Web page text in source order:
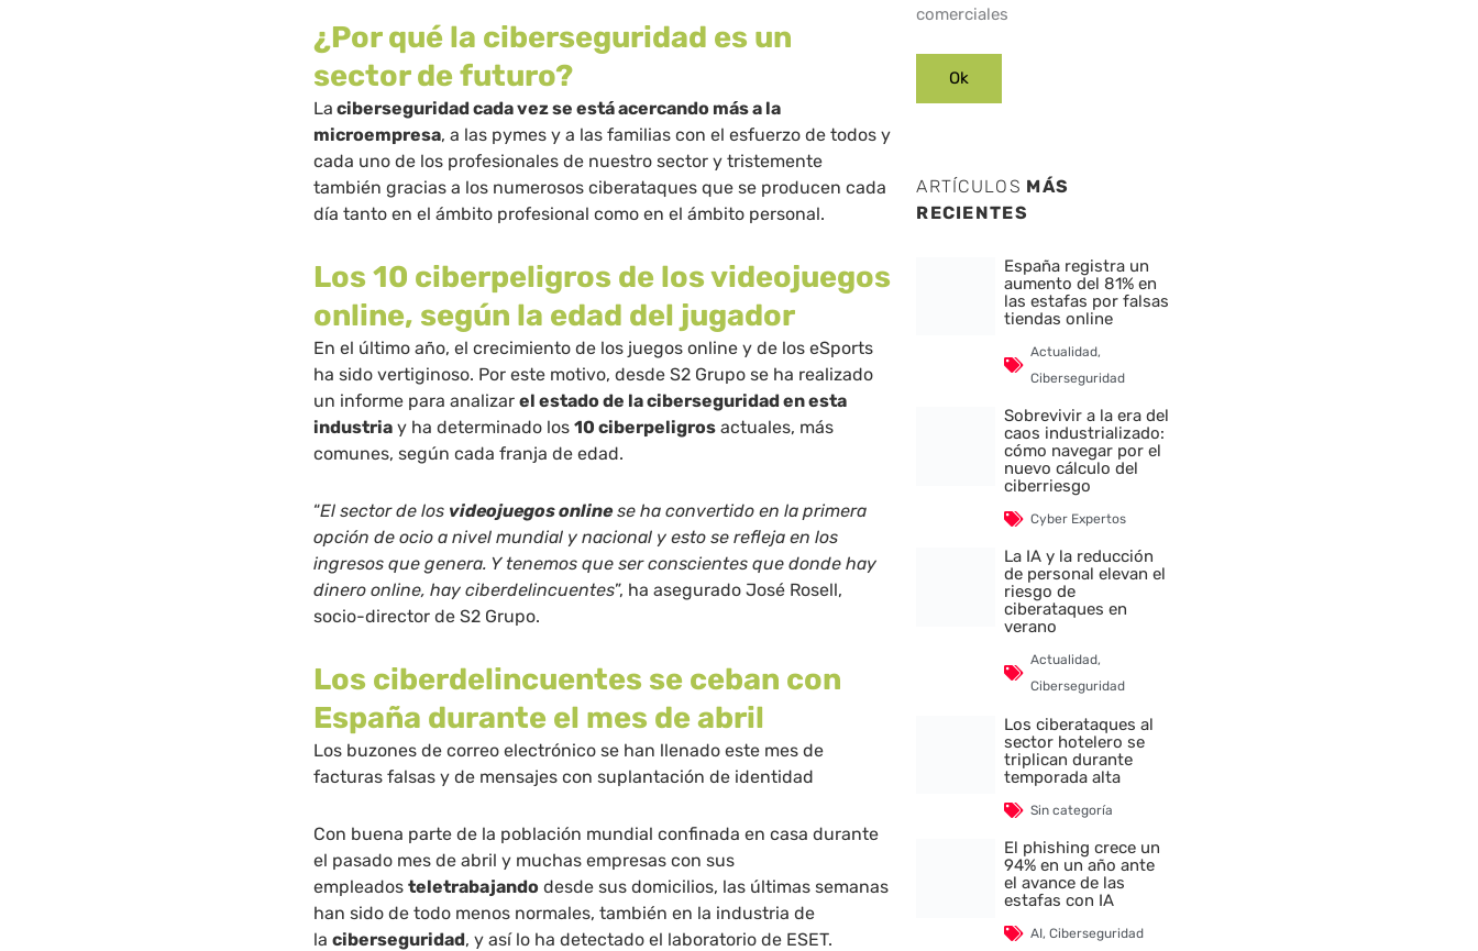
¿Por qué la ciberseguridad es un
sector de futuro?
La ciberseguridad cada vez se está acercando más a la
microempresa, a las pymes y a las familias con el esfuerzo de todos y
cada uno de los profesionales de nuestro sector y tristemente
también gracias a los numerosos ciberataques que se producen cada
día tanto en el ámbito profesional como en el ámbito personal.
Los 10 ciberpeligros de los videojuegos
online, según la edad del jugador
En el último año, el crecimiento de los juegos online y de los eSports
ha sido vertiginoso. Por este motivo, desde S2 Grupo se ha realizado
un informe para analizarel estado de la ciberseguridad en esta
industria y ha determinado los10 ciberpeligros actuales, más
comunes, según cada franja de edad.
“El sector de los videojuegos onlinese ha convertido en la primera
opción de ocio a nivel mundial y nacional y esto se refleja en los
ingresos que genera. Y tenemos que ser conscientes que donde hay
dinero online, hay ciberdelincuentes”, ha asegurado José Rosell,
socio-director de S2 Grupo.
Los ciberdelincuentes se ceban con
España durante el mes de abril
Los buzones de correo electrónico se han llenado este mes de
facturas falsas y de mensajes con suplantación de identidad
Con buena parte de la población mundial confinada en casa durante
el pasado mes de abril y muchas empresas con sus
empleadosteletrabajando desde sus domicilios, las últimas semanas
han sido de todo menos normales, también en la industria de
laciberseguridad, y así lo ha detectado el laboratorio de ESET.
comerciales
ARTÍCULOS MÁS
RECIENTES
España registra un
aumento del 81% en
las estafas por falsas
tiendas online
Actualidad,
Ciberseguridad
Sobrevivir a la era del
caos industrializado:
cómo navegar por el
nuevo cálculo del
ciberriesgo
Cyber Expertos
La IA y la reducción
de personal elevan el
riesgo de
ciberataques en
verano
Actualidad,
Ciberseguridad
Los ciberataques al
sector hotelero se
triplican durante
temporada alta
Sin categoría
El phishing crece un
94% en un año ante
el avance de las
estafas con IA
AI,Ciberseguridad